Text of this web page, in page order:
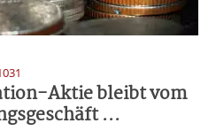
Aktie bleibt vom
...